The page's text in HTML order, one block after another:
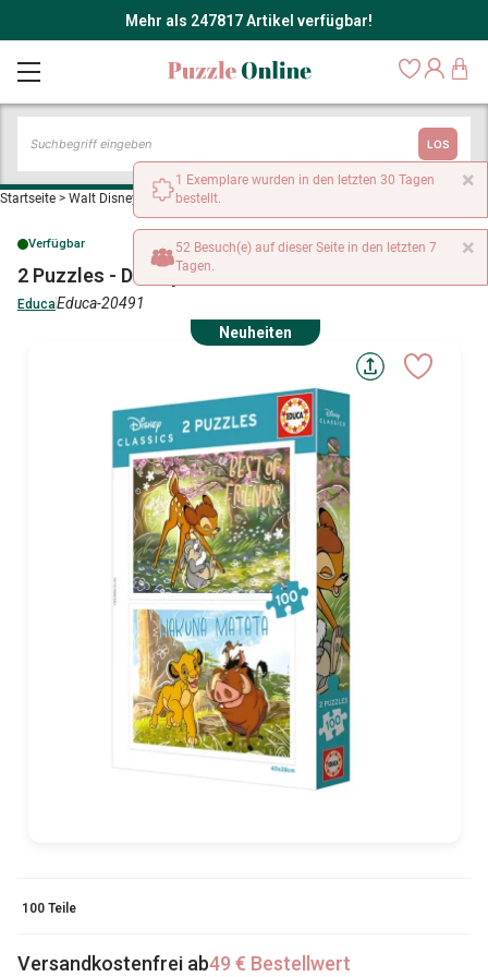
Mehr als 247817 Artikel verfügbar!
LOS
Startseite > Walt Disney Puzzles >2 Puzzles - Disney Classics
Verfügbar
2 Puzzles - Disney Classics
EducaEduca-20491
Neuheiten
100 Teile
Versandkostenfrei ab49 € Bestellwert
×
1 Exemplare wurden in den letzten 30 Tagen
bestellt.
×
52 Besuch(e) auf dieser Seite in den letzten 7
Tagen.